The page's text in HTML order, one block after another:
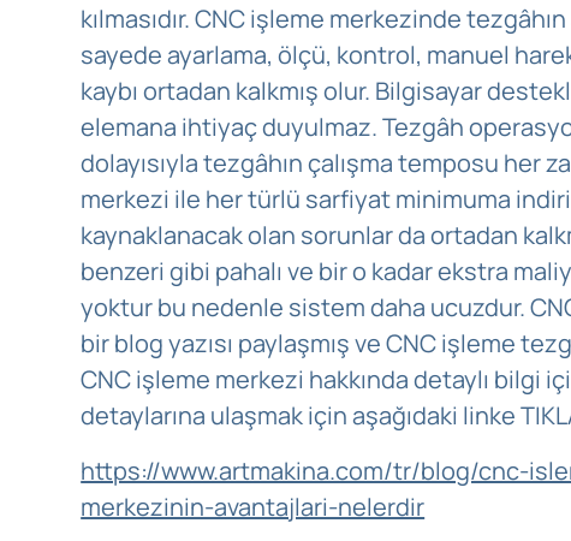
kılmasıdır. CNC işleme merkezinde
sayede ayarlama, ölçü, kontrol, manuel
kaybı ortadan kalkmış olur. Bilgisayar
elemana ihtiyaç duyulmaz. Tezgâh
dolayısıyla tezgâhın çalışma temposu her
merkezi ile her türlü sarfiyat minimuma
kaynaklanacak olan sorunlar da ortadan
benzeri gibi pahalı ve bir o kadar ekstra
yoktur bu nedenle sistem daha ucuzdur.
bir blog yazısı paylaşmış ve CNC işleme
CNC işleme merkezi hakkında detaylı bilgi
detaylarına ulaşmak için aşağıdaki linke
https://www.artmakina.com/tr/blog/cnc-
merkezinin-avantajlari-nelerdir